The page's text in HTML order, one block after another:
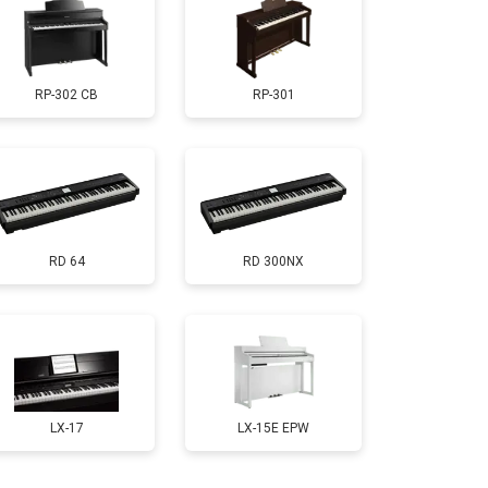
1800 ₽ Заказать
1500 ₽ Заказать
2000 ₽ Заказать
Заказать
1200 ₽
RP-302 CB RP-301
RD 64 RD 300NX
LX-17 LX-15E EPW